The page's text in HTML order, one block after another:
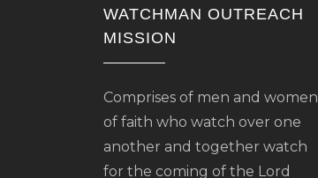
WATCHMAN OUTREACH
MISSION
Comprises of men and women
of faith who watch over one
another and together watch
for the coming of the Lord